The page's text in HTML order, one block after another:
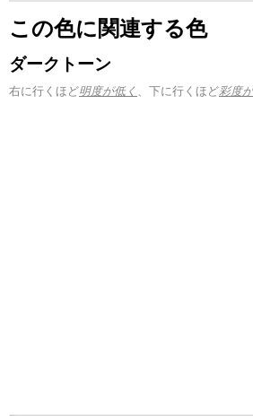
この色に関連する色
ダークトーン
右に行くほど明度が低く 、下に行くほど彩度